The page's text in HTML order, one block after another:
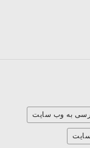
به وب سایت